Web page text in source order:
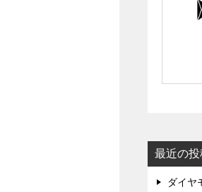
最近の投
ダイヤ